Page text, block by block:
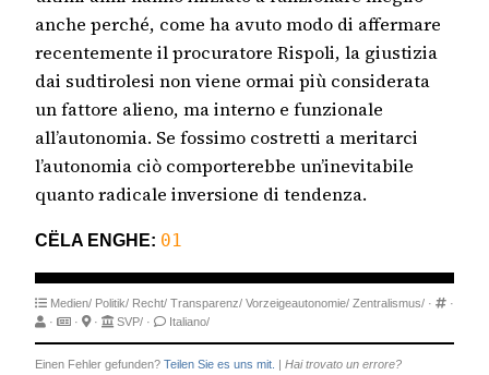
anche perché, come ha avuto modo di affermare
recentemente il procuratore Rispoli, la giustizia
dai sudtirolesi non viene ormai più considerata
un fattore alieno, ma interno e funzionale
all’autonomia. Se fossimo costretti a meritarci
l’autonomia ciò comporterebbe un’inevitabile
quanto radicale inversione di tendenza.
CËLA ENGHE: 01
Medien/ Politik/ Recht/ Transparenz/ Vorzeigeautonomie/ Zentralismus/ ·
·
·
· · SVP/ · Italiano/
Einen Fehler gefunden? Teilen Sie es uns mit. | Hai trovato un errore?